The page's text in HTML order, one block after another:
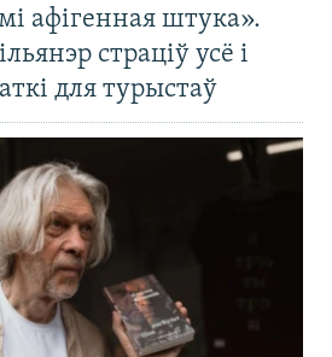
афігенная штука».
страціў усё і
для турыстаў